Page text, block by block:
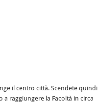
il centro città. Scendete quindi
raggiungere la Facoltà in circa